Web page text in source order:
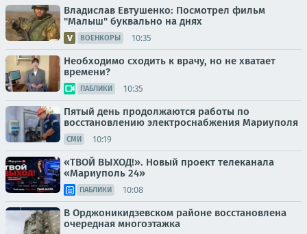
Владислав Евтушенко: Посмотрел фильм
"Малыш" буквально на днях
ВОЕНКОРЫ 10:35
Необходимо сходить к врачу, но не хватает
времени?
ПАБЛИКИ 10:35
Пятый день продолжаются работы по
восстановлению электроснабжения Мариуполя
СМИ 10:19
«ТВОЙ ВЫХОД!». Новый проект телеканала
«Мариуполь 24»
ПАБЛИКИ 10:08
В Орджоникидзевском районе восстановлена
очередная многоэтажка